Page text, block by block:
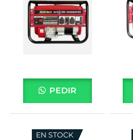
PEDIR
EN STOCK